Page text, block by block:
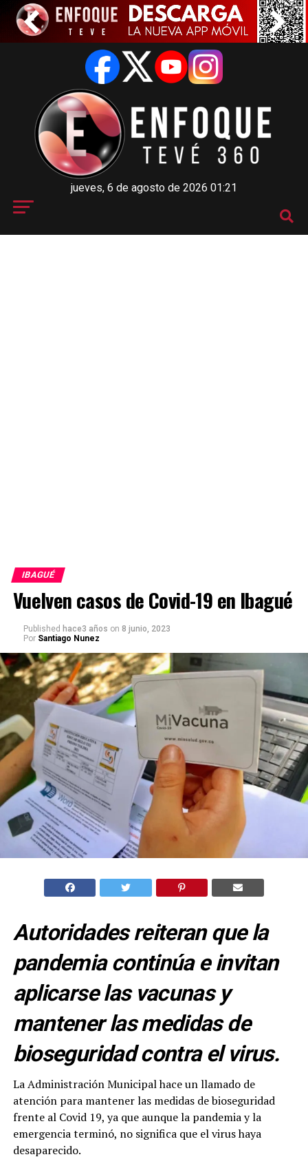
jueves, 6 de agosto de 2026 01:21
IBAGUÉ
Vuelven casos de Covid-19 en Ibagué
Published hace3 años on 8 junio, 2023
Por Santiago Nunez
Autoridades reiteran que la
pandemia continúa e invitan
aplicarse las vacunas y
mantener las medidas de
bioseguridad contra el virus.
La Administración Municipal hace un llamado de
atención para mantener las medidas de bioseguridad
frente al Covid 19, ya que aunque la pandemia y la
emergencia terminó, no significa que el virus haya
desaparecido.